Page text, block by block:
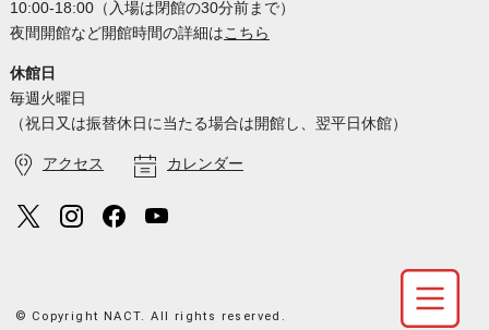
10:00-18:00（入場は閉館の30分前まで）
夜間開館など開館時間の詳細はこちら
休館日
毎週火曜日
（祝日又は振替休日に当たる場合は開館し、翌平日休館）
アクセス カレンダー
© Copyright NACT. All rights reserved.